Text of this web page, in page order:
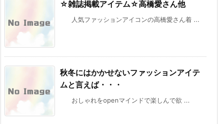
☆雑誌掲載アイテム☆高橋愛さん他
人気ファッションアイコンの高橋愛さん着 ...
秋冬にはかかせないファッションアイテ
ムと言えば・・・
おしゃれをopenマインドで楽しんで欲 ...